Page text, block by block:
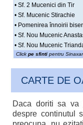
• Sf. 2 Mucenici din Tir
• Sf. Mucenic Stirachie
• Pomenirea înnoirii
• Sf. Nou Mucenic
• Sf. Nou Mucenic
Click pe sfintipentru
CARTE DE
Daca doriti sa va
despre continutul